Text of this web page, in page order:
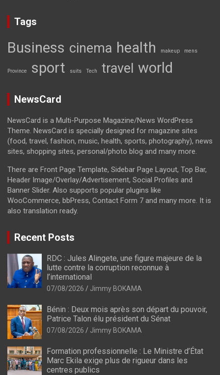
Tags
Business cinema health makeup mens
Province sport suits Tech travel world
NewsCard
NewsCard is a Multi-Purpose Magazine/News WordPress
Theme. NewsCard is specially designed for magazine sites
(food, travel, fashion, music, health, sports, photography), news
sites, shopping sites, personal/photo blog and many more.
There are Front Page Template, Sidebar Page Layout, Top Bar,
Header Image/Overlay/Advertisement, Social Profiles and
Banner Slider. Also supports popular plugins like
WooCommerce, bbPress, Contact Form 7 and many more. It is
also translation ready.
Recent Posts
RDC : Jules Alingete, une figure majeure de la
lutte contre la corruption reconnue à
l’international
07/08/2026 Jimmy BOKAMA
Bénin : Deux mois après son départ du pouvoir,
Patrice Talon élu président du Sénat
07/08/2026 Jimmy BOKAMA
Formation professionnelle : Le Ministre d’État
Marc Ekila exige plus de rigueur dans les
centres publics